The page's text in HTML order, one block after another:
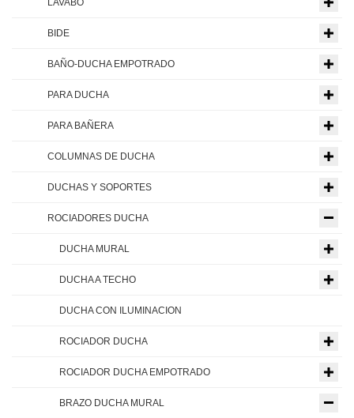
LAVABO
BIDE
BAÑO-DUCHA EMPOTRADO
PARA DUCHA
PARA BAÑERA
COLUMNAS DE DUCHA
DUCHAS Y SOPORTES
ROCIADORES DUCHA
DUCHA MURAL
DUCHA A TECHO
DUCHA CON ILUMINACION
ROCIADOR DUCHA
ROCIADOR DUCHA EMPOTRADO
BRAZO DUCHA MURAL